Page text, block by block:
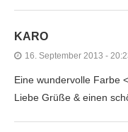
KARO
16. September 2013 -
Eine wundervolle Farbe
Liebe Grüße & einen